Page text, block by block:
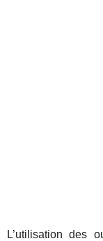
L’utilisation des